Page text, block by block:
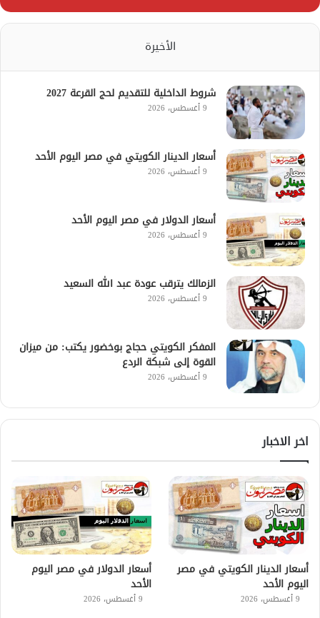
الأخيرة
شروط الداخلية للتقديم لحج القرعة 2027
9 أغسطس، 2026
أسعار الدينار الكويتي في مصر اليوم الأحد
9 أغسطس، 2026
أسعار الدولار في مصر اليوم الأحد
9 أغسطس، 2026
الزمالك يترقب عودة عبد الله السعيد
9 أغسطس، 2026
المفكر الكويتي حجاج بوخضور يكتب: من ميزان
القوة إلى شبكة الردع
9 أغسطس، 2026
اخر الاخبار
أسعار الدينار الكويتي في مصر
اليوم الأحد
9 أغسطس، 2026
أسعار الدولار في مصر اليوم
الأحد
9 أغسطس، 2026